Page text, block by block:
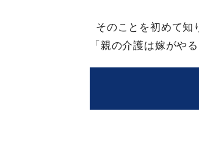
そのことを初めて知
「親の介護は嫁がや